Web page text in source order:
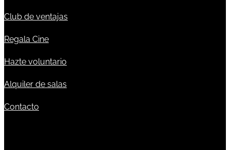
Club de ventajas
Regala Cine
Hazte voluntario
Alquiler de salas
Contacto